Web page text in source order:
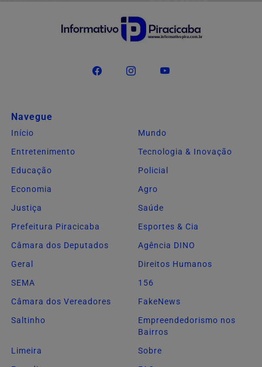
Navegue
Início
Mundo
Entretenimento
Tecnologia & Inovação
Educação
Policial
Economia
Agro
Justiça
Saúde
Prefeitura Piracicaba
Esportes & Cia
Câmara dos Deputados
Agência DINO
Geral
Direitos Humanos
SEMA
156
Câmara dos Vereadores
FakeNews
Saltinho
Empreendedorismo nos
Bairros
Limeira
Sobre